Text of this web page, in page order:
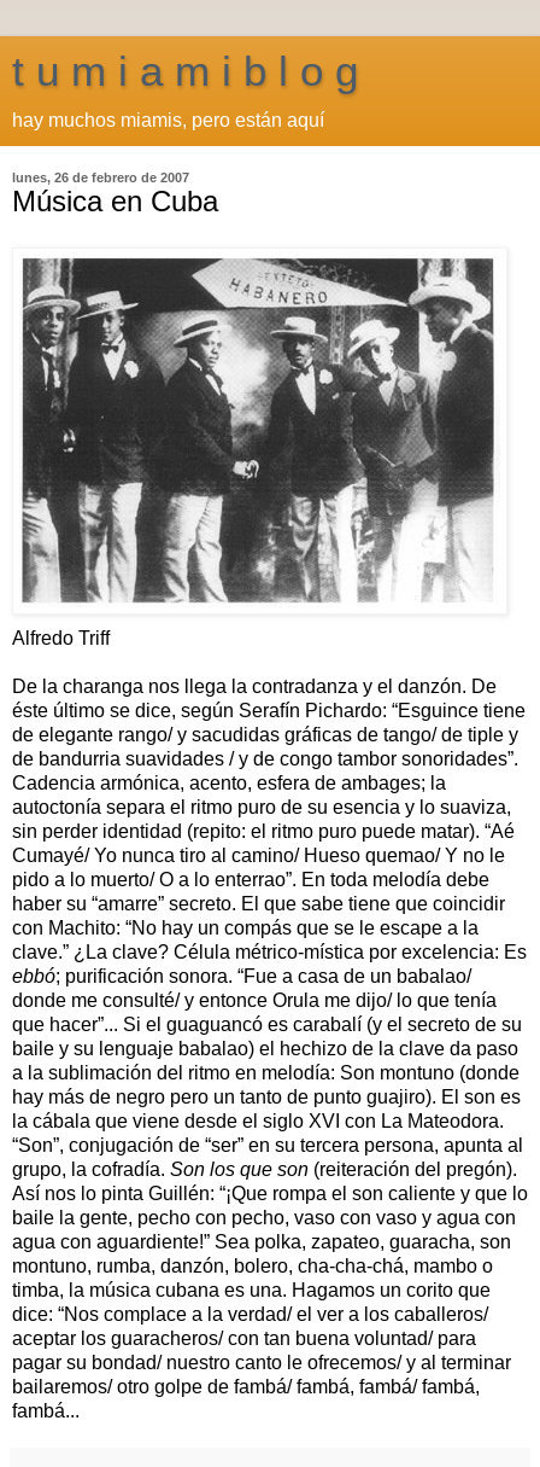
t u m i a m i b l o g
hay muchos miamis, pero están aquí
lunes, 26 de febrero de 2007
Música en Cuba
Alfredo Triff
De la charanga nos llega la contradanza y el danzón. De
éste último se dice, según Serafín Pichardo: “Esguince tiene
de elegante rango/ y sacudidas gráficas de tango/ de tiple y
de bandurria suavidades / y de congo tambor sonoridades”.
Cadencia armónica, acento, esfera de ambages; la
autoctonía separa el ritmo puro de su esencia y lo suaviza,
sin perder identidad (repito: el ritmo puro puede matar). “Aé
Cumayé/ Yo nunca tiro al camino/ Hueso quemao/ Y no le
pido a lo muerto/ O a lo enterrao”. En toda melodía debe
haber su “amarre” secreto. El que sabe tiene que coincidir
con Machito: “No hay un compás que se le escape a la
clave.” ¿La clave? Célula métrico-mística por excelencia: Es
ebbó; purificación sonora. “Fue a casa de un babalao/
donde me consulté/ y entonce Orula me dijo/ lo que tenía
que hacer”... Si el guaguancó es carabalí (y el secreto de su
baile y su lenguaje babalao) el hechizo de la clave da paso
a la sublimación del ritmo en melodía: Son montuno (donde
hay más de negro pero un tanto de punto guajiro). El son es
la cábala que viene desde el siglo XVI con La Mateodora.
“Son”, conjugación de “ser” en su tercera persona, apunta al
grupo, la cofradía. Son los que son (reiteración del pregón).
Así nos lo pinta Guillén: “¡Que rompa el son caliente y que lo
baile la gente, pecho con pecho, vaso con vaso y agua con
agua con aguardiente!” Sea polka, zapateo, guaracha, son
montuno, rumba, danzón, bolero, cha-cha-chá, mambo o
timba, la música cubana es una. Hagamos un corito que
dice: “Nos complace a la verdad/ el ver a los caballeros/
aceptar los guaracheros/ con tan buena voluntad/ para
pagar su bondad/ nuestro canto le ofrecemos/ y al terminar
bailaremos/ otro golpe de fambá/ fambá, fambá/ fambá,
fambá...